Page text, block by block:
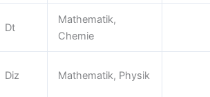
Dt
Mathematik,
Chemie
Diz Mathematik, Physik